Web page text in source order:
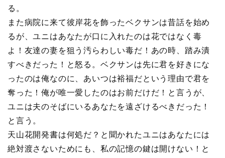
る。
また病院に来て彼岸花を飾ったベクサンは昔話を始め
るが、ユニはあなたが口に入れたのは花ではなく毒
よ！友達の妻を狙う汚らわしい毒だ！あの時、踏み潰
すべきだった！と怒る。ベクサンは先に君を好きにな
ったのは俺なのに、あいつは裕福だという理由で君を
奪った！俺が唯一愛したのはお前だけだ！と言うが、
ユニは夫のそばにいるあなたを遠ざけるべきだった！
と言う。
天山花開発書は何処だ？と聞かれたユニはあなたには
絶対渡さないためにも、私の記憶の鍵は開けない！と